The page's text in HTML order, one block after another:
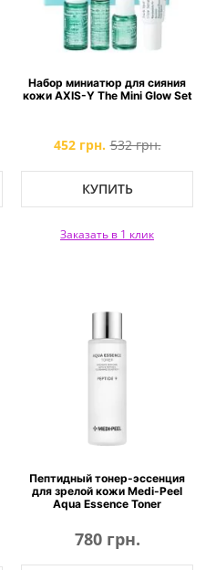
Набор миниатюр для сияния
кожи AXIS-Y The Mini Glow Set
452 грн. 532 грн.
КУПИТЬ
Заказать в 1 клик
Пептидный тонер-эссенция
для зрелой кожи Medi-Peel
Aqua Essence Toner
780 грн.